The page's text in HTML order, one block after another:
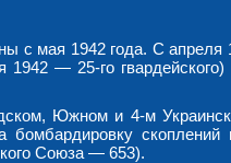
с мая 1942 года. С
— 25-го
Южном и 4-м
скоплений
Союза — 653).